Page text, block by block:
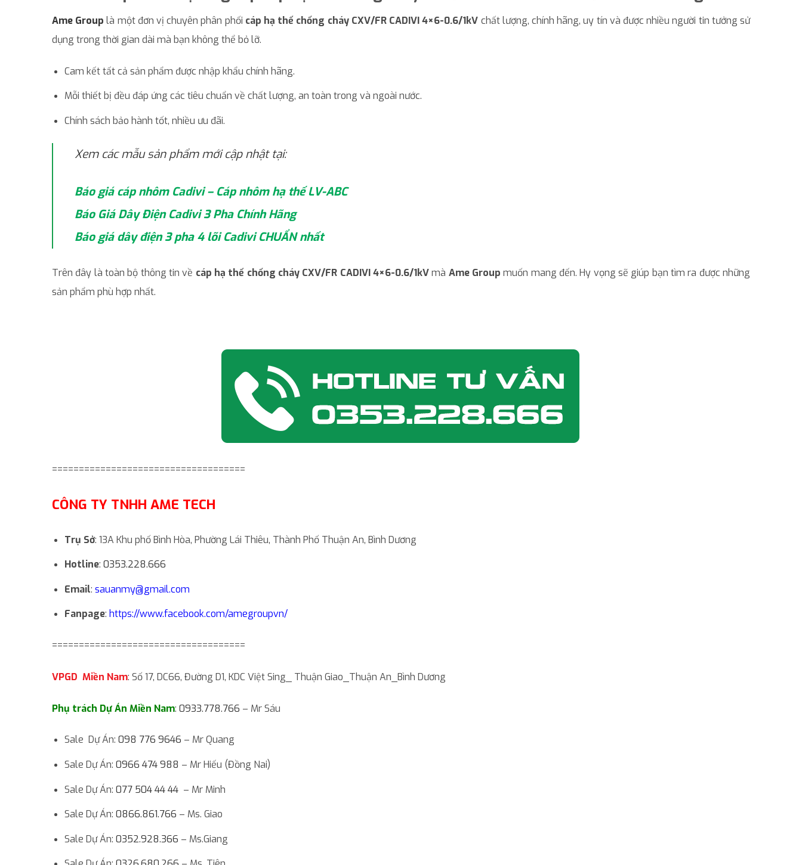
Ame Group là một đơn vị chuyên phân phối cáp hạ thế chống cháy CXV/FR CADIVI 4×6-0.6/1kV chất lượng, chính hãng, uy tín và được nhiều người tin tưởng sử
dụng trong thời gian dài mà bạn không thể bỏ lỡ.
Cam kết tất cả sản phẩm được nhập khẩu chính hãng.
Mỗi thiết bị đều đáp ứng các tiêu chuẩn về chất lượng, an toàn trong và ngoài nước.
Chính sách bảo hành tốt, nhiều ưu đãi.
Xem các mẫu sản phẩm mới cập nhật tại:
Báo giá cáp nhôm Cadivi – Cáp nhôm hạ thế LV-ABC
Báo Giá Dây Điện Cadivi 3 Pha Chính Hãng
Báo giá dây điện 3 pha 4 lõi Cadivi CHUẨN nhất
Trên đây là toàn bộ thông tin về cáp hạ thế chống cháy CXV/FR CADIVI 4×6-0.6/1kVmà Ame Group muốn mang đến. Hy vọng sẽ giúp bạn tìm ra được những
sản phẩm phù hợp nhất.
====================================
CÔNG TY TNHH AME TECH
Trụ Sở: 13A Khu phố Bình Hòa, Phường Lái Thiêu, Thành Phố Thuận An, Bình Dương
Hotline: 0353.228.666
Email: sauanmy@gmail.com
Fanpage: https://www.facebook.com/amegroupvn/
====================================
VPGD Miền Nam: Số 17, DC66, Đường D1, KDC Việt Sing_ Thuận Giao_Thuận An_Bình Dương
Phụ trách Dự Án Miền Nam: 0933.778.766 – Mr Sáu
Sale Dự Án: 098 776 9646 – Mr Quang
Sale Dự Án: 0966 474 988 – Mr Hiếu (Đồng Nai)
Sale Dự Án: 077 504 44 44– Mr Minh
Sale Dự Án: 0866.861.766 – Ms. Giao
Sale Dự Án: 0352.928.366 – Ms.Giang